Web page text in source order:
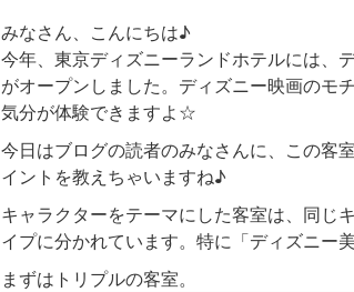
みなさん、こんにちは♪
今年、東京ディズニーランドホテルには、
がオープンしました。ディズニー映画のモ
気分が体験できますよ☆
今日はブログの読者のみなさんに、この客
イントを教えちゃいますね♪
キャラクターをテーマにした客室は、同じ
イプに分かれています。特に「ディズニー
まずはトリプルの客室。